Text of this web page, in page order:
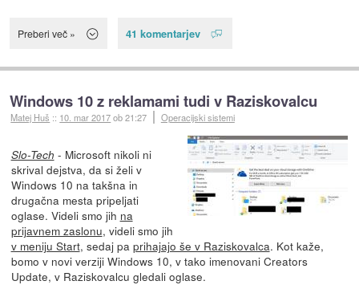
Preberi več » 41 komentarjev
Windows 10 z reklamami tudi v Raziskovalcu
Matej Huš :: 10. mar 2017ob 21:27 Operacijski sistemi
Slo-Tech - Microsoft nikoli ni
skrival dejstva, da si želi v
Windows 10 na takšna in
drugačna mesta pripeljati
oglase. Videli smo jih na
prijavnem zaslonu, videli smo jih
v meniju Start, sedaj pa prihajajo še v Raziskovalca. Kot kaže,
bomo v novi verziji Windows 10, v tako imenovani Creators
Update, v Raziskovalcu gledali oglase.